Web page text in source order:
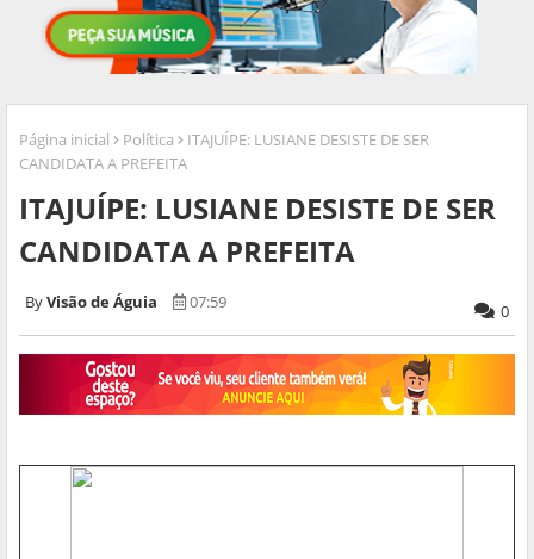
Página inicial Política
ITAJUÍPE: LUSIANE DESISTE DE SER
CANDIDATA A PREFEITA
ITAJUÍPE: LUSIANE DESISTE DE SER
CANDIDATA A PREFEITA
Visão de Águia 07:59 0